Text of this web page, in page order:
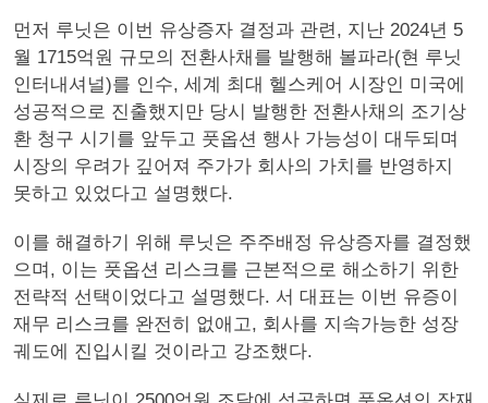
먼저 루닛은 이번 유상증자 결정과 관련, 지난 2024년 5
월 1715억원 규모의 전환사채를 발행해 볼파라(현 루닛
인터내셔널)를 인수, 세계 최대 헬스케어 시장인 미국에
성공적으로 진출했지만 당시 발행한 전환사채의 조기상
환 청구 시기를 앞두고 풋옵션 행사 가능성이 대두되며
시장의 우려가 깊어져 주가가 회사의 가치를 반영하지
못하고 있었다고 설명했다.
이를 해결하기 위해 루닛은 주주배정 유상증자를 결정했
으며, 이는 풋옵션 리스크를 근본적으로 해소하기 위한
전략적 선택이었다고 설명했다. 서 대표는 이번 유증이
재무 리스크를 완전히 없애고, 회사를 지속가능한 성장
궤도에 진입시킬 것이라고 강조했다.